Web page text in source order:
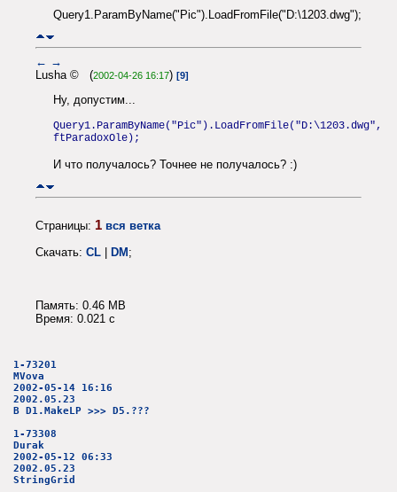
Query1.ParamByName("Pic").LoadFromFile("D:\1203.dwg");
← →
Lusha © (2002-04-26 16:17) [9]
Ну, допустим...
Query1.ParamByName("Pic").LoadFromFile("D:\1203.dwg",
ftParadoxOle);
И что получалось? Точнее не получалось? :)
Страницы: 1 вся ветка
Скачать: CL | DM;
Память: 0.46 MB
Время: 0.021 c
1-73201
MVova
2002-05-14 16:16
2002.05.23
В D1.MakeLP >>> D5.???
1-73308
Durak
2002-05-12 06:33
2002.05.23
StringGrid